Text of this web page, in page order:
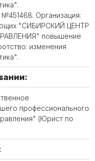
Организация:
"СИБИРСКИЙ ЦЕНТР
повышение
изменения
профессионального
(Юрист по